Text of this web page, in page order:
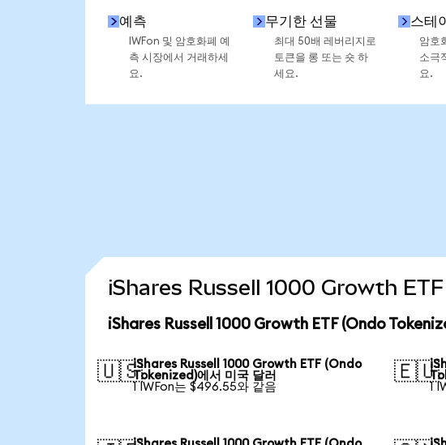
예측
IWFon 및 암호화폐 예
측 시장에서 거래하세
요.
무기한 선물
최대 50배 레버리지로
토큰을 롱 또는 숏 하
세요.
스테
암호
소극
요.
iShares Russell 1000 Growth ETF
iShares Russell 1000 Growth ETF (Ondo
🇺🇸iShares Russell 1000 Growth ETF (Ondo
Tokenized)에서 미국 달러
1 IWFon는 $496.55와 같음
🇪🇺
1